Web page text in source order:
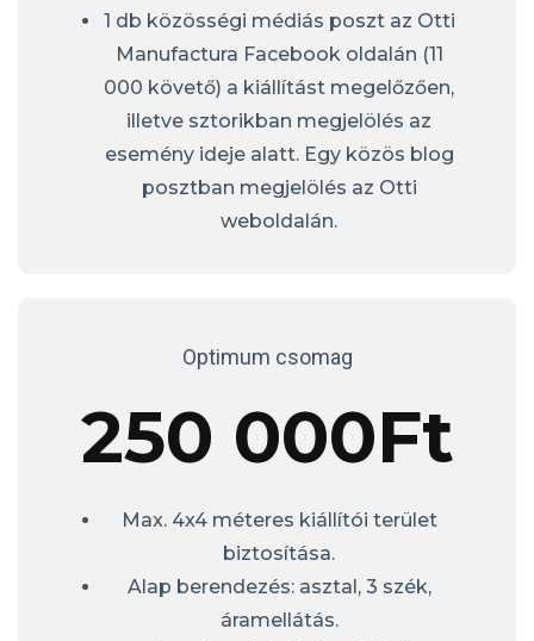
1 db közösségi médiás poszt az Otti
Manufactura Facebook oldalán (11
000 követő) a kiállítást megelőzően,
illetve sztorikban megjelölés az
esemény ideje alatt. Egy közös blog
posztban megjelölés az Otti
weboldalán.
Optimum csomag
250 000Ft
Max. 4x4 méteres kiállítói terület
biztosítása.
Alap berendezés: asztal, 3 szék,
áramellátás.